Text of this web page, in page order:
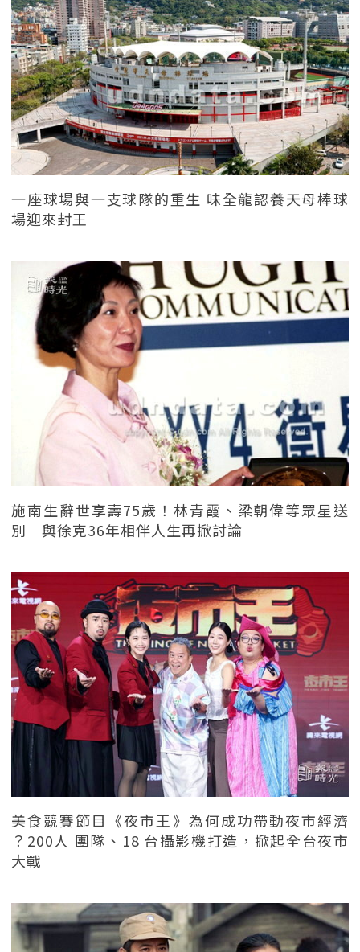
一座球場與一支球隊的重生 味全龍認養天母棒球
場迎來封王
施南生辭世享壽75歲！林青霞、梁朝偉等眾星送
別 與徐克36年相伴人生再掀討論
美食競賽節目《夜市王》為何成功帶動夜市經濟
？200人 團隊、18 台攝影機打造，掀起全台夜市
大戰